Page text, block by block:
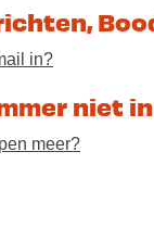
in?
niet
meer?